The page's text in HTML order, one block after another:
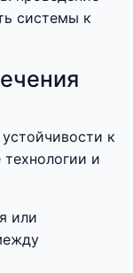
системы к
к
и
или